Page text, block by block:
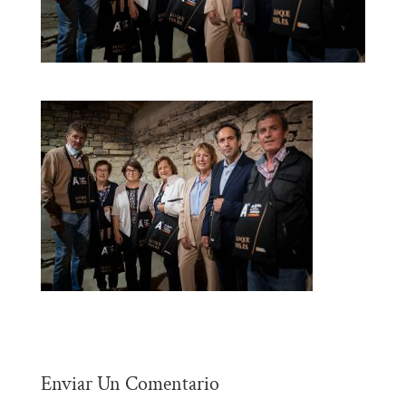
Enviar Un Comentario